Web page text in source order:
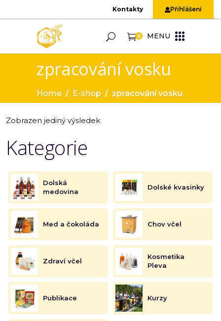
Kontakty Přihlášení
0 MENU
zpracování vosku
Home / E-shop / zpracování vosku
Zobrazen jediný výsledek
Kategorie
Dolská
medovina
Dolské kvasinky
Med a čokoláda Chov včel
Zdraví včel
Kosmetika
Pleva
Publikace Kurzy